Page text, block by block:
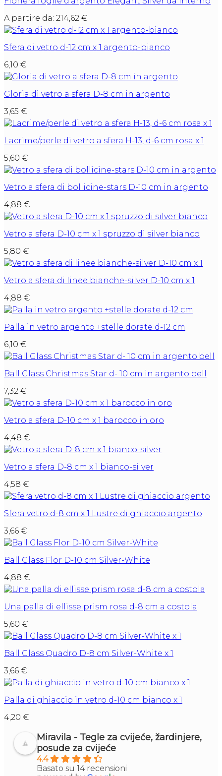
A partire da: 214,62 €
Sfera di vetro d-12 cm x 1 argento-bianco
6,10 €
Gloria di vetro a sfera D-8 cm in argento
3,65 €
Lacrime/perle di vetro a sfera H-13, d-6 cm rosa x 1
5,60 €
Vetro a sfera di bollicine-stars D-10 cm in argento
4,88 €
Vetro a sfera D-10 cm x 1 spruzzo di silver bianco
5,80 €
Vetro a sfera di linee bianche-silver D-10 cm x 1
4,88 €
Palla in vetro argento +stelle dorate d-12 cm
6,10 €
Ball Glass Christmas Star d- 10 cm in argento.bell
7,32 €
Vetro a sfera D-10 cm x 1 barocco in oro
4,48 €
Vetro a sfera D-8 cm x 1 bianco-silver
4,58 €
Sfera vetro d-8 cm x 1 Lustre di ghiaccio argento
3,66 €
Ball Glass Flor D-10 cm Silver-White
4,88 €
Una palla di ellisse prism rosa d-8 cm a costola
5,60 €
Ball Glass Quadro D-8 cm Silver-White x 1
3,66 €
Palla di ghiaccio in vetro d-10 cm bianco x 1
4,20 €
Miravila - Tegle za cvijeće, žardinjere,
posude za cvijeće
4.4
Basato su 14 recensioni